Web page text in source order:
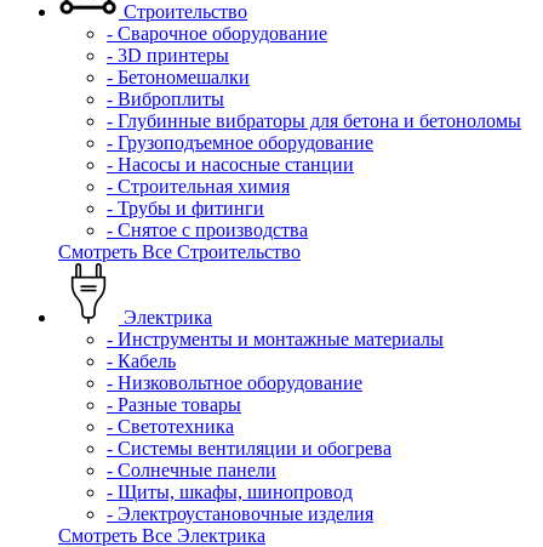
Строительство
- Сварочное оборудование
- 3D принтеры
- Бетономешалки
- Виброплиты
- Глубинные вибраторы для бетона и бетоноломы
- Грузоподъемное оборудование
- Насосы и насосные станции
- Строительная химия
- Трубы и фитинги
- Снятое с производства
Смотреть Все Строительство
Электрика
- Инструменты и монтажные материалы
- Кабель
- Низковольтное оборудование
- Разные товары
- Светотехника
- Системы вентиляции и обогрева
- Солнечные панели
- Щиты, шкафы, шинопровод
- Электроустановочные изделия
Смотреть Все Электрика